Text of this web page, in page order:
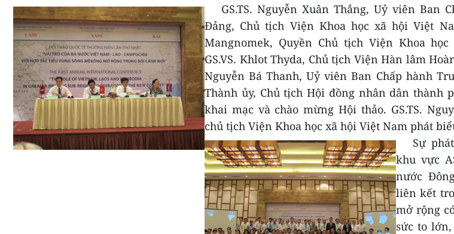
GS.TS. Nguyễn Xuân Thắng, Uỷ viên Ban
Đảng, Chủ tịch Viện Khoa học xã hội Việt
Mangnomek, Quyền Chủ tịch Viện Khoa
GS.VS. Khlot Thyda, Chủ tịch Viện Hàn lâm
Nguyễn Bá Thanh,Uỷ viên Ban Chấp hành
Thành ủy, Chủ tịch Hội đồng nhân dân thành
khai mạc và chào mừng Hội thảo. GS.TS.
chủ tịch Viện Khoa học xã hội Việt Nam phát
Sự
khu vực
nước
liên kết
mở rộng
sức to